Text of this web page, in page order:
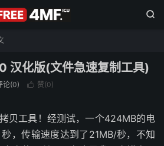

汉化版(文件急速复制工具)
论(0)  赞(0)
贝工具！经测试，一个424MB的电
，传输速度达到了21MB/秒，不知